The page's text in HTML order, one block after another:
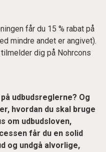
får du 15 % rabat på
mindre andet er angivet).
dig på Nohrcons
udbudsreglerne? Og
hvordan du skal bruge
om udbudsloven,
får du en solid
og undgå alvorlige,